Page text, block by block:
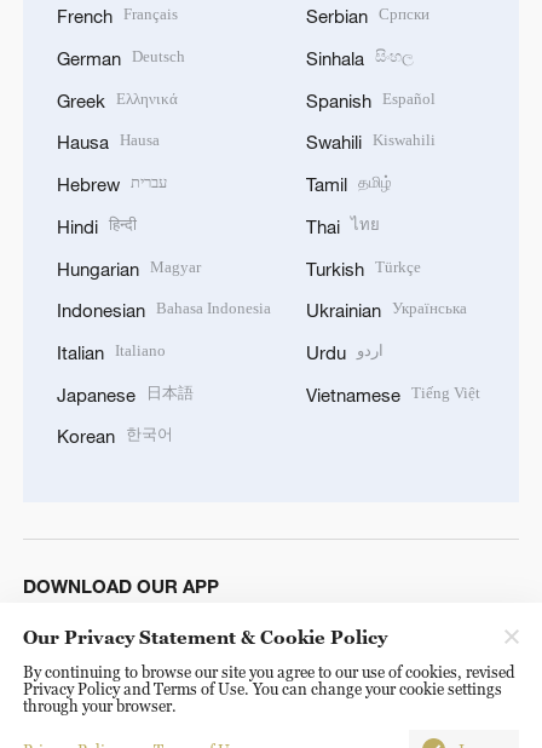
French Français
German Deutsch
Greek Ελληνικά
Hausa Hausa
Hebrew עברית
Hindi हिन्दी
Hungarian Magyar
Indonesian Bahasa Indonesia
Italian Italiano
Japanese 日本語
Korean 한국어
Serbian Српски
Sinhala සිංහල
Spanish Español
Swahili Kiswahili
Tamil தமிழ்
Thai ไทย
Turkish Türkçe
Ukrainian Українська
Urdu اردو
Vietnamese Tiếng Việt
DOWNLOAD OUR APP
Our Privacy Statement & Cookie Policy
By continuing to browse our site you agree to our use of cookies, revised
Privacy Policy and Terms of Use. You can change your cookie settings
through your browser.